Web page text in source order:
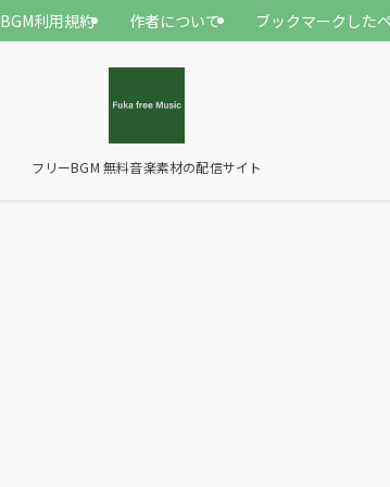
フリーBGM 無料音楽素材の配信サイト
BGM利用規約 作者について ブックマークした